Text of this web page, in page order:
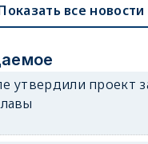
все новости
утвердили проект